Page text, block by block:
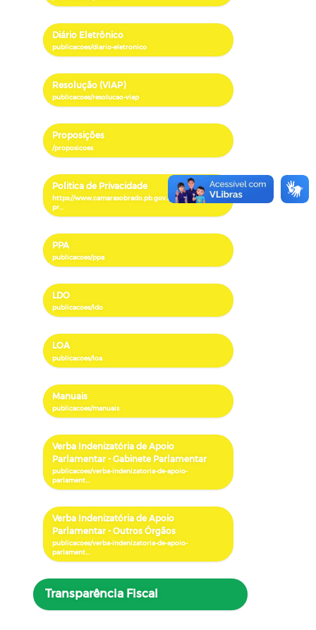
Diário Eletrônico
Resolução (VIAP)
Proposições
Politica de Privacidade
PPA
LDO
LOA
Manuais
Verba Indenizatória de Apoio
Parlamentar - Gabinete Parlamentar
Verba Indenizatória de Apoio
Parlamentar - Outros Órgãos
Transparência Fiscal